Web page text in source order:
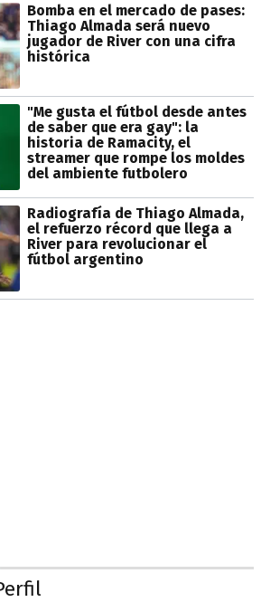
Bomba en el mercado de pases:
Thiago Almada será nuevo
jugador de River con una cifra
histórica
"Me gusta el fútbol desde antes
de saber que era gay": la
historia de Ramacity, el
streamer que rompe los moldes
del ambiente futbolero
Radiografía de Thiago Almada,
el refuerzo récord que llega a
River para revolucionar el
fútbol argentino